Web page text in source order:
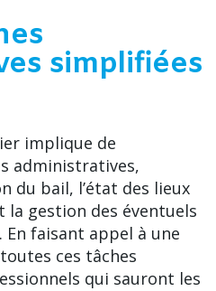
simplifiées
implique de
administratives,
du bail, l’état des lieux
la gestion des éventuels
faisant appel à une
ces tâches
qui sauront les